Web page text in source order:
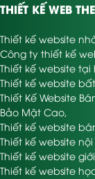
THIẾT KẾ WEB
Thiết kế website
Công ty thiết kế
Thiết kế website tại
Thiết kế website
Thiết Kế Website
Bảo Mật Cao,
Thiết kế website
Thiết kế website
Thiết kế website
Thiết kế website